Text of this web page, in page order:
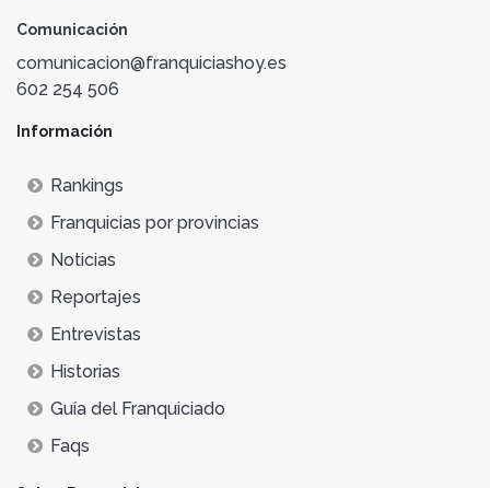
Comunicación
comunicacion@franquiciashoy.es
602 254 506
Información
Rankings
Franquicias por provincias
Noticias
Reportajes
Entrevistas
Historias
Guía del Franquiciado
Faqs